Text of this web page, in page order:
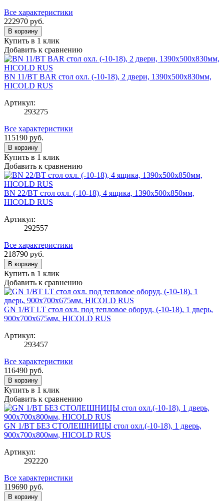
Все характеристики
222970 руб.
В корзину
Купить в 1 клик
Добавить к сравнению
BN 11/BT BAR стол охл. (-10-18), 2 двери, 1390х500х830мм,
HICOLD RUS
Артикул:
293275
Все характеристики
115190 руб.
В корзину
Купить в 1 клик
Добавить к сравнению
BN 22/BT стол охл. (-10-18), 4 ящика, 1390х500х850мм,
HICOLD RUS
Артикул:
292557
Все характеристики
218790 руб.
В корзину
Купить в 1 клик
Добавить к сравнению
GN 1/BT LT стол охл. под тепловое оборуд. (-10-18), 1 дверь,
900х700х675мм, HICOLD RUS
Артикул:
293457
Все характеристики
116490 руб.
В корзину
Купить в 1 клик
Добавить к сравнению
GN 1/BT БЕЗ СТОЛЕШНИЦЫ стол охл.(-10-18), 1 дверь,
900х700х800мм, HICOLD RUS
Артикул:
292220
Все характеристики
119690 руб.
В корзину